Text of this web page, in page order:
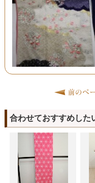
合わせておすすめした